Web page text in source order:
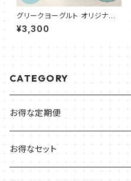
グリークヨーグルト オリジナル
プレーン（ソフト50%） 500g
¥3,300
CATEGORY
お得な定期便
お得なセット